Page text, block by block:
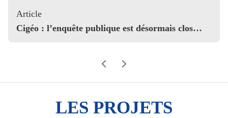
Article
Cigéo : l’enquête publique est désormais clos…
LES PROJETS